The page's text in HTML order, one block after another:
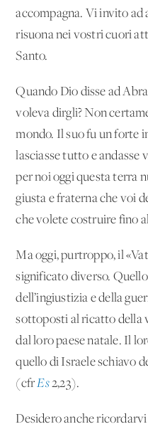
accompagna. Vi invito ad
risuona nei vostri cuori
Santo.
Quando Dio disse ad
voleva dirgli? Non
mondo. Il suo fu un forte
lasciasse tutto e andasse
per noi oggi questa terra
giusta e fraterna che voi
che volete costruire fino
Ma oggi, purtroppo, il
significato diverso.
dell’ingiustizia e della
sottoposti al ricatto della
dal loro paese natale. Il
quello di Israele schiavo
(cfrEs2,23).
Desidero anche